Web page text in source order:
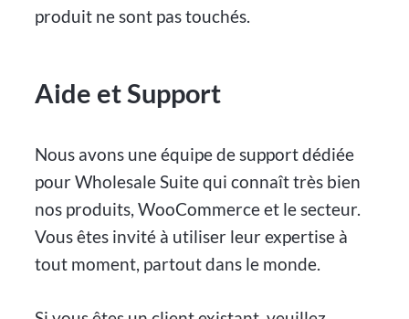
produit ne sont pas touchés.
Aide et Support
Nous avons une équipe de support dédiée
pour Wholesale Suite qui connaît très bien
nos produits, WooCommerce et le secteur.
Vous êtes invité à utiliser leur expertise à
tout moment, partout dans le monde.